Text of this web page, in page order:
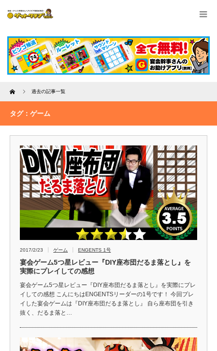
Home 過去の記事一覧
タグ：ゲーム
2017/2/23 ゲーム ENGENTS 1号
宴会ゲーム5つ星レビュー『DIY座布団だるま落とし』を
実際にプレイしての感想
宴会ゲーム5つ星レビュー『DIY座布団だるま落とし』を実際にプレ
イしての感想 こんにちはENGENTSリーダーの1号です！ 今回プレ
イした宴会ゲームは『DIY座布団だるま落とし』 自ら座布団を引き
抜く、だるま落と…